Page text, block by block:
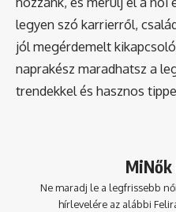
legyen szó karrierről,
jól megérdemelt
naprakész maradhatsz a
trendekkel és hasznos
Ne maradj le a legfrissebb
hírlevelére az alábbi